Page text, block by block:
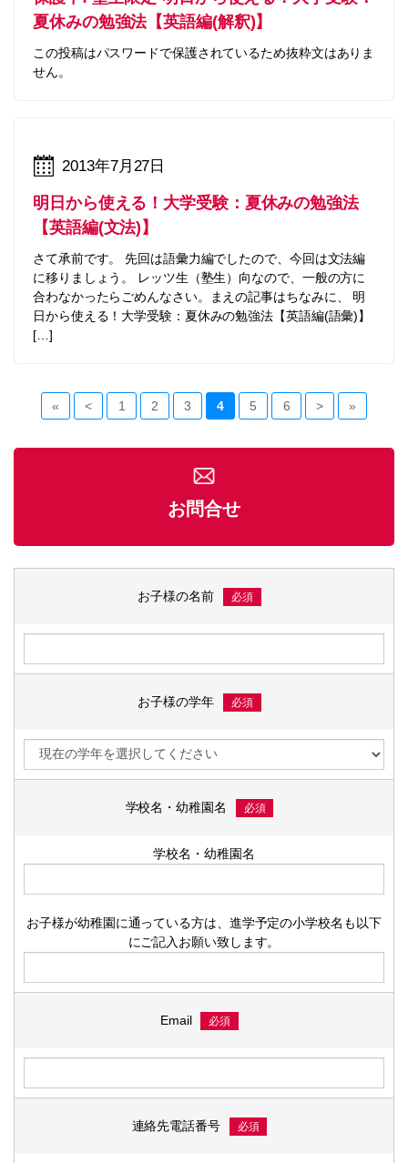
夏休みの勉強法【英語編(解釈)】
この投稿はパスワードで保護されているため抜粋文はありま
せん。
2013年7月27日
明日から使える！大学受験：夏休みの勉強法
【英語編(文法)】
さて承前です。 先回は語彙力編でしたので、今回は文法編
に移りましょう。 レッツ生（塾生）向なので、一般の方に
合わなかったらごめんなさい。まえの記事はちなみに、 明
日から使える！大学受験：夏休みの勉強法【英語編(語彙)】
[…]
« < 1 2 3 4 5 6 > »
お問合せ
お子様の名前 必須
お子様の学年 必須
学校名・幼稚園名 必須
学校名・幼稚園名
お子様が幼稚園に通っている方は、進学予定の小学校名も以下
にご記入お願い致します。
Email 必須
連絡先電話番号 必須